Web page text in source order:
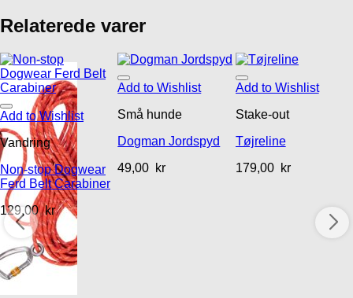
Relaterede varer
Add to Wishlist
Vandring
Non-stop Dogwear
Ferd Belt Carabiner
129,00kr
Add to Wishlist
Små hunde
Dogman Jordspyd
49,00 kr
Add to Wishlist
Stake-out
Tøjreline
179,00 kr